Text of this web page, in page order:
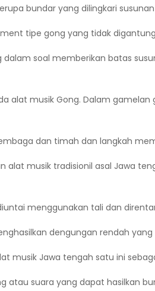
bundar yang dilingkari
tipe gong yang tidak
soal memberikan batas
alat musik Gong. Dalam
dan timah dan langkah
alat musik tradisionil asal Jawa
menggunakan tali dan
dengungan rendah yang
musik Jawa tengah satu ini
atau suara yang dapat hasilkan